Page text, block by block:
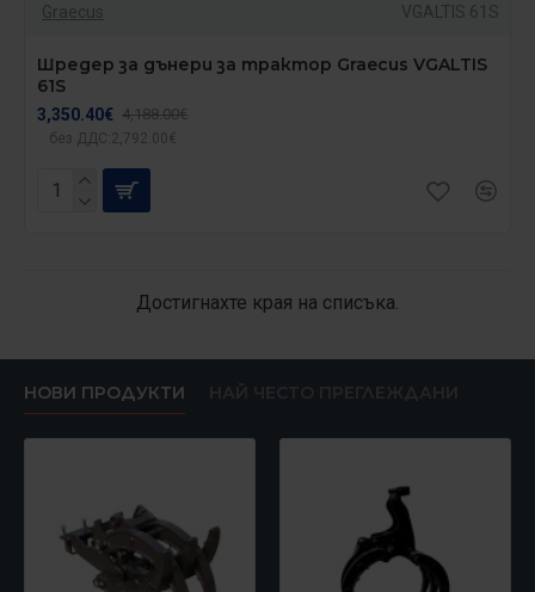
Graecus VGALTIS 61S
Шредер за дънери за трактор Graecus VGALTIS
61S
3,350.40€ 4,188.00€
без ДДС:2,792.00€
Достигнахте края на списъка.
НОВИ ПРОДУКТИ